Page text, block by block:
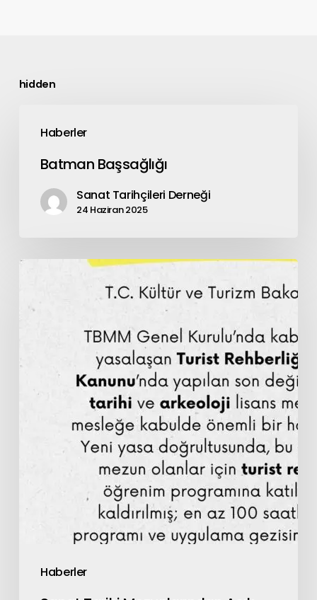
hidden
Haberler
Batman Başsağlığı
Sanat Tarihçileri Derneği
24 Haziran 2025
Haberler